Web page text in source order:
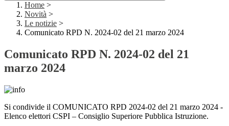
Home >
Novità >
Le notizie >
Comunicato RPD N. 2024-02 del 21 marzo 2024
Comunicato RPD N. 2024-02 del 21
marzo 2024
Si condivide il COMUNICATO RPD 2024-02 del 21 marzo 2024 -
Elenco elettori CSPI – Consiglio Superiore Pubblica Istruzione.